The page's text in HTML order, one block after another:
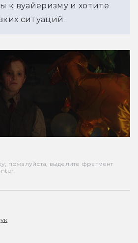
к вуайеризму и хотите
ситуаций.
пожалуйста, выделите фрагмент